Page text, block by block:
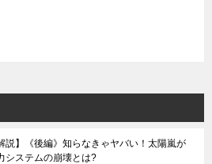
説】《後編》知らなきゃヤバい！太陽嵐が
システムの崩壊とは?